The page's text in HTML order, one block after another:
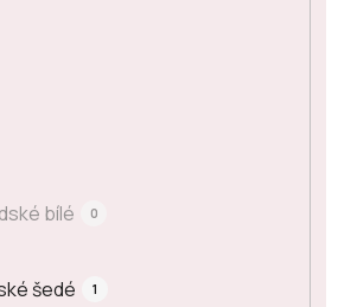
bílé 0
šedé 1